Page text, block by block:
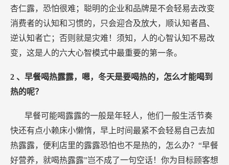
杏仁露，恐怕很难；聪明的企业和品牌是不会轻易去改变
消费者的认知和习惯的，只会迎合及放大，顺认知者昌、
逆认知者亡；否则就是灾难！须知，人的心智认知不易改
变，这是人的六大心智模式中最重要的第一条。
2 、早餐喝热露露，嗯，冬天是要喝热的，怎么才能喝到
热的呢？
早餐可能喝露露的一般是年轻人，他们一般生活节奏
快还有点小赖床小懒惰，早上时间最紧不会轻易自己去加
热露露，便利店里的露露恐怕也不是热的，怎么办？“早餐
好营养，就喝热露露”岂不成了一句空话！你为目标顾客想